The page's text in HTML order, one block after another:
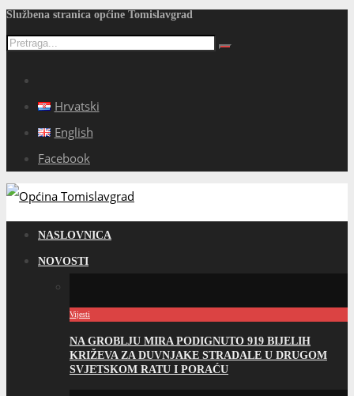
Službena stranica općine Tomislavgrad
Hrvatski
English
Facebook
NASLOVNICA
NOVOSTI
Vijesti
NA GROBLJU MIRA PODIGNUTO 919 BIJELIH
KRIŽEVA ZA DUVNJAKE STRADALE U DRUGOM
SVJETSKOM RATU I PORAĆU